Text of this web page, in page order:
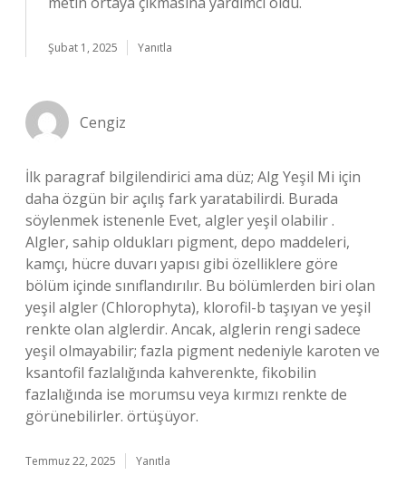
Şubat 1, 2025 Yanıtla
Cengiz
İlk paragraf bilgilendirici ama düz; Alg Yeşil Mi için
daha özgün bir açılış fark yaratabilirdi. Burada
söylenmek istenenle Evet, algler yeşil olabilir .
Algler, sahip oldukları pigment, depo maddeleri,
kamçı, hücre duvarı yapısı gibi özelliklere göre
bölüm içinde sınıflandırılır. Bu bölümlerden biri olan
yeşil algler (Chlorophyta), klorofil-b taşıyan ve yeşil
renkte olan alglerdir. Ancak, alglerin rengi sadece
yeşil olmayabilir; fazla pigment nedeniyle karoten ve
ksantofil fazlalığında kahverenkte, fikobilin
fazlalığında ise morumsu veya kırmızı renkte de
görünebilirler. örtüşüyor.
Temmuz 22, 2025 Yanıtla